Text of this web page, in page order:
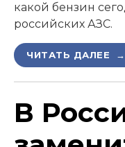
какой бензин
российских АЗС.
ЧИТАТЬ ДАЛЕЕ →
В